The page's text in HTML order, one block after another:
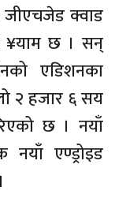
क्वाड
¥याम छ । सन्
एडिशनका
२ हजार ६ सय
छ । नयाँ
नयाँ एण्ड्रोइड